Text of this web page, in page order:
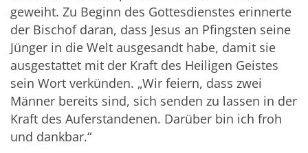
geweiht. Zu Beginn des Gottesdienstes erinnerte
der Bischof daran, dass Jesus an Pfingsten seine
Jünger in die Welt ausgesandt habe, damit sie
ausgestattet mit der Kraft des Heiligen Geistes
sein Wort verkünden. „Wir feiern, dass zwei
Männer bereits sind, sich senden zu lassen in der
Kraft des Auferstandenen. Darüber bin ich froh
und dankbar.“